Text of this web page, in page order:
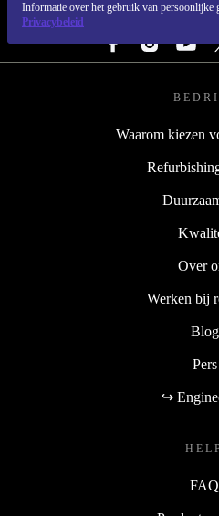
Informatie over het gebruik van persoonlijke
Privacybeleid
VOLG
Waarom kiezen
Over
Werken bij
Blog
Pers
↪
HELP
FAQ